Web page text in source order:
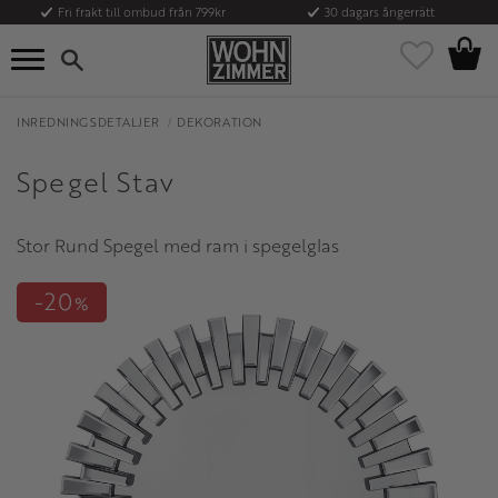
Meny
Fri frakt till ombud från 799kr 30 dagars ångerrätt
Favoriter
INREDNINGSDETALJER DEKORATION
Spegel Stav
Stor Rund Spegel med ram i spegelglas
20%